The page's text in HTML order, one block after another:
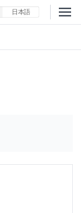
日本語